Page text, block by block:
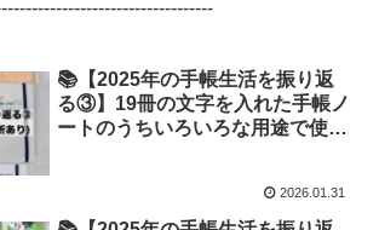
📚【2025年の手帳生活を振り返
る③】19冊の文字を入れた手帳ノ
ートのうちいろいろな用途で使っ
2026.01.31